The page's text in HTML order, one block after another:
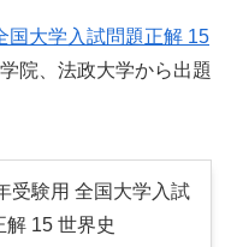
国大学入試問題正解 15
院、法政大学から出題
受験用 全国大学入試
解 15 世界史